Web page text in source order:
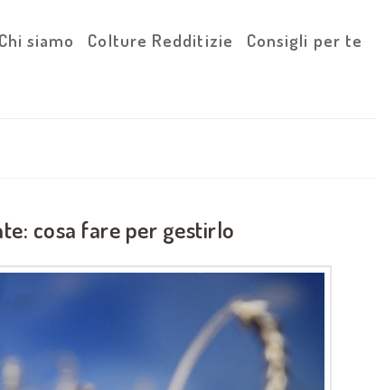
Chi siamo Colture Redditizie Consigli per te
cosa fare per gestirlo